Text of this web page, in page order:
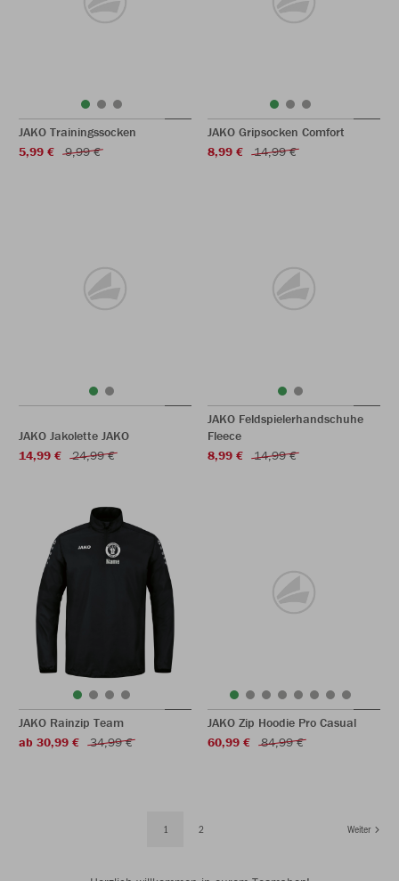
JAKO Trainingssocken
5,99 €
9,99 €
JAKO Gripsocken Comfort
8,99 €
14,99 €
JAKO Jakolette JAKO
14,99 €
24,99 €
JAKO Feldspielerhandschuhe
Fleece
8,99 €
14,99 €
JAKO Rainzip Team
ab 30,99 €
34,99 €
JAKO Zip Hoodie Pro Casual
60,99 €
84,99 €
1 2 Weiter